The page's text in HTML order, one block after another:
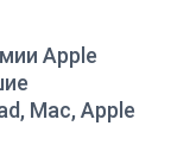
Apple
Mac, Apple